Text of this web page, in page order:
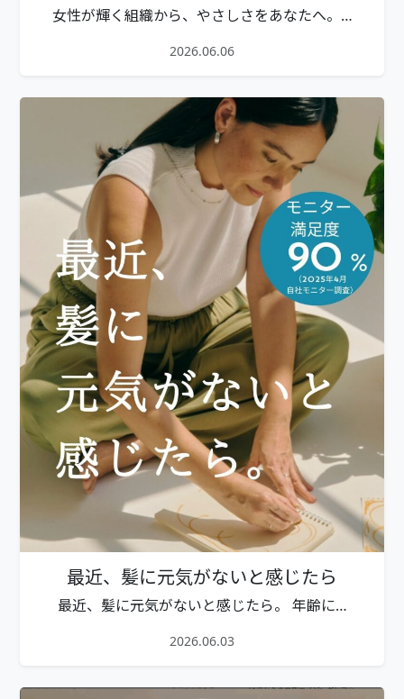
女性が輝く組織から、やさしさをあなたへ。…
2026.06.06
最近、髪に元気がないと感じたら
最近、髪に元気がないと感じたら。 年齢に…
2026.06.03